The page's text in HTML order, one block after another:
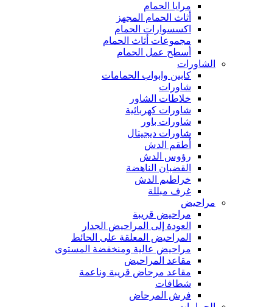
مرايا الحمام
أثاث الحمام المجهز
اكسسوارات الحمام
مجموعات أثاث الحمام
أسطح عمل الحمام
الشاورات
كابين وابواب الحمامات
شاورات
خلاطات الشاور
شاورات كهربائية
شاورات باور
شاورات ديجيتال
أطقم الدش
رؤوس الدش
القضبان الناهضة
خراطيم الدش
غرف مبللة
مراحيض
مراحيض قريبة
العودة إلى المراحيض الجدار
المراحيض المعلقة على الحائط
مراحيض عالية ومنخفضة المستوى
مقاعد المراحيض
مقاعد مرحاض قريبة وناعمة
شطافات
فرش المرحاض